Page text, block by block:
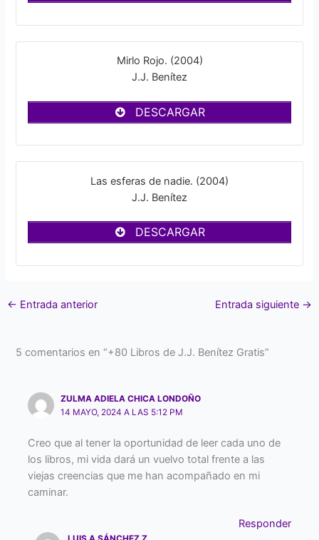
Mirlo Rojo. (2004)
J.J. Benítez
DESCARGAR
Las esferas de nadie. (2004)
J.J. Benítez
DESCARGAR
← Entrada anterior Entrada siguiente →
5 comentarios en “+80 Libros de J.J. Benítez Gratis”
ZULMA ADIELA CHICA LONDOÑO
14 MAYO, 2024 A LAS 5:12 PM
Creo que al tener la oportunidad de leer cada uno de
los libros, mi vida dará un vuelvo total frente a las
viejas creencias que me han acompañado en mi
caminar.
Responder